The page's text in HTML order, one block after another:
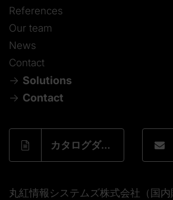
References
Our team
News
Contact
Solutions
Contact
カタログダウンロードフォーム
丸紅情報システムズ株式会社（国